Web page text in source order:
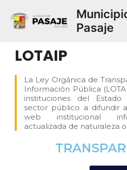
Pasaje
LOTAIP
La Ley Orgánica de
Información Pública
instituciones del
sector público a difundir
web institucional
actualizada de naturaleza